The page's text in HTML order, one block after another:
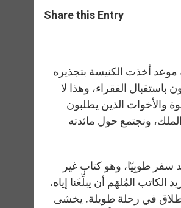
t
s
s
e
e
b
Share this Entry
موعد أخذت الكنيسة بتجذيره
الفقراء، وهذا لا
والأخوات الذين يطلبون
ونجتمع حول مائدته
لنتوقّف عند سفر طوبِيّا، وهو كتاب غير
المُلهَم أن يبلِّغَنا إياه.
في رحلة طويلة. يخشى